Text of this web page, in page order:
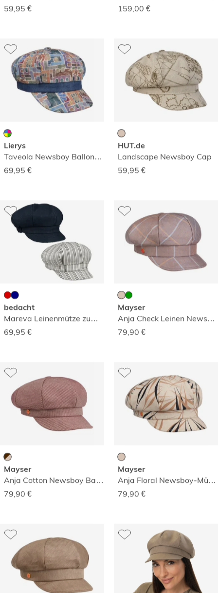
59,95 €
159,00 €
Lierys
Taveola Newsboy Ballonmütze
69,95 €
HUT.de
Landscape Newsboy Cap
59,95 €
bedacht
Mareva Leinenmütze zum Wenden
69,95 €
Mayser
Anja Check Leinen Newsboy-Mütze
79,90 €
Mayser
Anja Cotton Newsboy Ballonmütze
79,90 €
Mayser
Anja Floral Newsboy-Mütze
79,90 €